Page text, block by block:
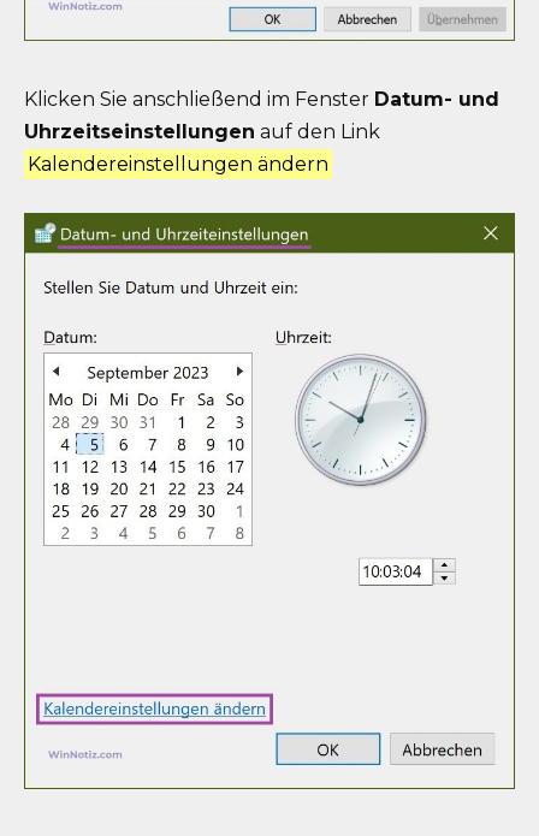
Klicken Sie anschließend im Fenster Datum- und
Uhrzeitseinstellungen auf den Link
Kalendereinstellungen ändern